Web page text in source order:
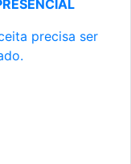
precisa ser